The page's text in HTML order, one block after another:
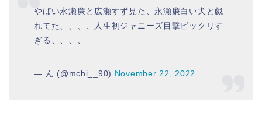
やばい永瀬廉と広瀬すず見た、永瀬廉白い犬と戯
れてた、、、、人生初ジャニーズ目撃ビックリす
ぎる、、、、
— ん (@mchi__90) November 22, 2022